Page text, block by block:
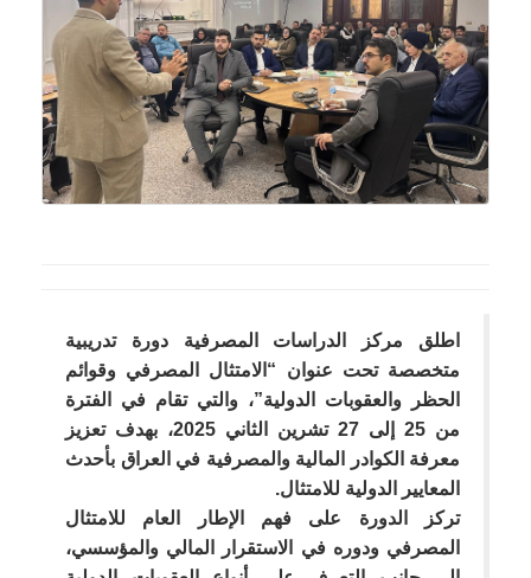
اطلق مركز الدراسات المصرفية دورة تدريبية
متخصصة تحت عنوان “الامتثال المصرفي وقوائم
الحظر والعقوبات الدولية”، والتي تقام في الفترة
من 25 إلى 27 تشرين الثاني 2025، بهدف تعزيز
معرفة الكوادر المالية والمصرفية في العراق بأحدث
المعايير الدولية للامتثال.
تركز الدورة على فهم الإطار العام للامتثال
المصرفي ودوره في الاستقرار المالي والمؤسسي،